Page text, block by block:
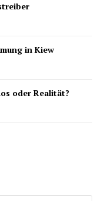
in Kiew
oder Realität?